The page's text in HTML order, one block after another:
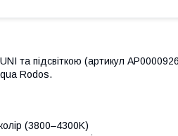
та підсвіткою (артикул
Rodos.
(3800–4300K)